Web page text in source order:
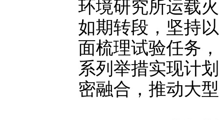
环境研究所运载
如期转段，坚持
面梳理试验任务
系列举措实现计
密融合，推动大